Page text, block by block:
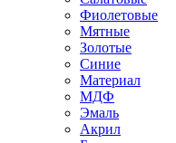
Фиолетовые
Мятные
Золотые
Синие
Материал
МДФ
Эмаль
Акрил